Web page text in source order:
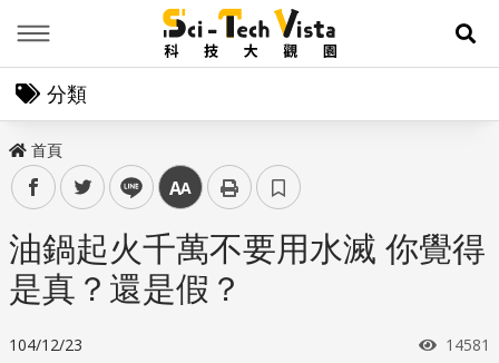
展
分類
首頁
facebooktwitter line 中
油鍋起火千萬不要用水滅 你覺得
是真？還是假？
104/12/23 瀏覽次
14581